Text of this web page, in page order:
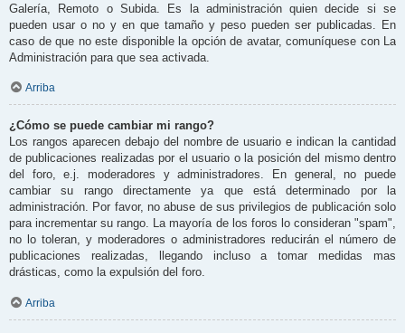
Galería, Remoto o Subida. Es la administración quien decide si se
pueden usar o no y en que tamaño y peso pueden ser publicadas. En
caso de que no este disponible la opción de avatar, comuníquese con La
Administración para que sea activada.
Arriba
¿Cómo se puede cambiar mi rango?
Los rangos aparecen debajo del nombre de usuario e indican la cantidad
de publicaciones realizadas por el usuario o la posición del mismo dentro
del foro, e.j. moderadores y administradores. En general, no puede
cambiar su rango directamente ya que está determinado por la
administración. Por favor, no abuse de sus privilegios de publicación solo
para incrementar su rango. La mayoría de los foros lo consideran "spam",
no lo toleran, y moderadores o administradores reducirán el número de
publicaciones realizadas, llegando incluso a tomar medidas mas
drásticas, como la expulsión del foro.
Arriba